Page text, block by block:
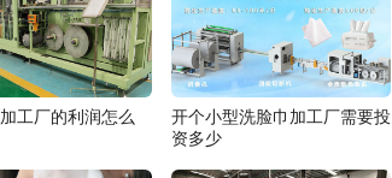
工厂的利润怎么
开个小型洗脸巾加工厂需要投
资多少